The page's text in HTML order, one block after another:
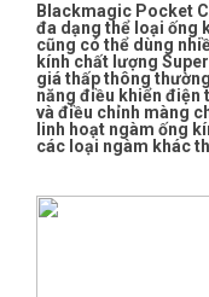
Blackmagic Pocket
đa dạng thể loại ống
cũng có thể dùng
kính chất lượng
giá thấp thông
năng điều khiển điện
và điều chỉnh màng
linh hoạt ngàm ống
các loại ngàm khác